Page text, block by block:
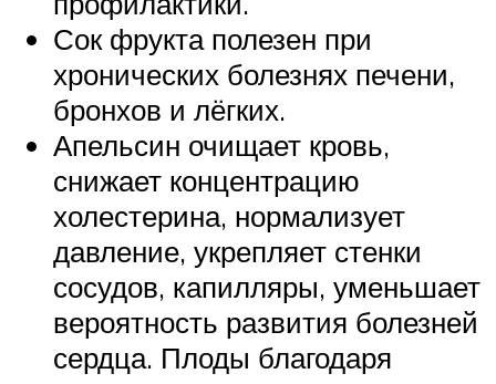
Сок фрукта полезен при
хронических болезнях печени,
бронхов и лёгких.
Апельсин очищает кровь,
снижает концентрацию
холестерина, нормализует
давление, укрепляет стенки
сосудов, капилляры, уменьшает
вероятность развития болезней
сердца. Плоды благодаря